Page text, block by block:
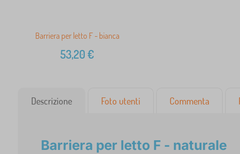
Barriera per letto F - bianca
53,20€
Descrizione Foto utenti Commenta
Barriera per letto F - naturale